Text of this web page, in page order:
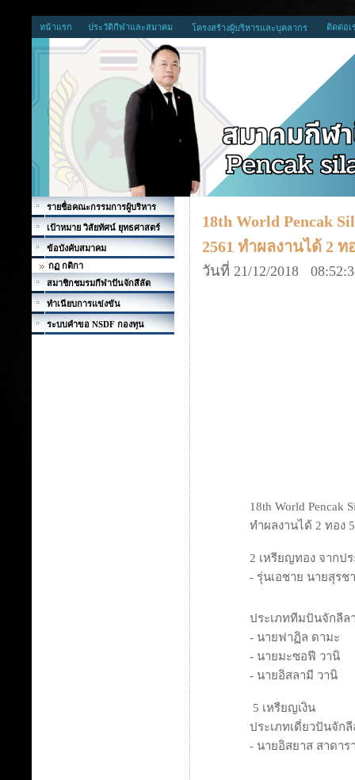
หน้าแรก ประวัติกีฬาและสมาคม โครงสร้างผู้บริหารและบุคลากร ติดต่อเ
รายชื่อคณะกรรมการผู้บริหาร
เป้าหมาย วิสัยทัศน์ ยุทธศาสตร์
ข้อบังคับสมาคม
กฏ กติกา
สมาชิกชมรมกีฬาปันจักสีลัต
ทำเนียบการแข่งขัน
ระบบคำขอ NSDF กองทุน
18th World Pencak
2561 ทำผลงานได้ 2 ท
วันที่ 21/12/2018
18th World Pencak
ทำผลงานได้ 2 ทอง
2 เหรียญทอง จากป
- รุ่นเอชาย นายสุรช
ประเภททีมปันจักลีล
- นายฟาฏิล ดามะ
- นายมะซอฟี วานิ
- นายอิสลามี วานิ
5 เหรียญเงิน
ประเภทเดี่ยวปันจัก
- นายอิสยาส สาดาร